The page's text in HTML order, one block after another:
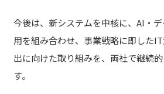
今後は、新システムを中核に、AI・
用を組み合わせ、事業戦略に即した
出に向けた取り組みを、両社で継続
す。